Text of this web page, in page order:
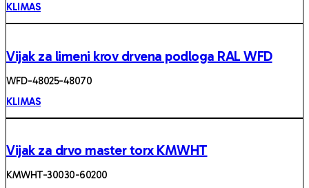
KLIMAS
Vijak za limeni krov drvena podloga RAL WFD
WFD -48025-48070
KLIMAS
Vijak za drvo master torx KMWHT
KMWHT-30030-60200